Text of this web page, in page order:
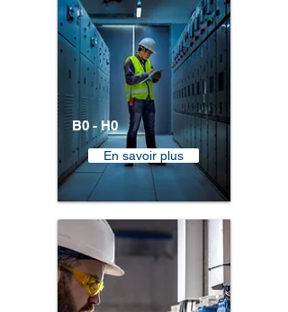
B0 - H0
En savoir plus